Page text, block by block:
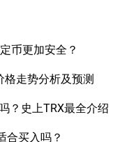
币更加安全？
格走势分析及预测
？史上TRX最全介绍
合买入吗？